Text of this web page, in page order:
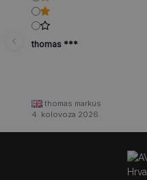
thomas ***
thomas markus
4. kolovoza 2026.